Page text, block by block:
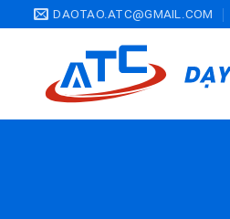
DAOTAO.ATC@GMAIL.COM